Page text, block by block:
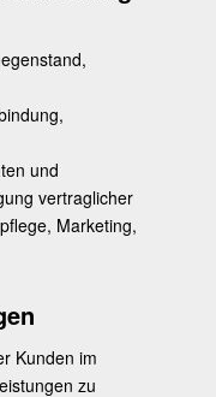
und
vertraglicher
Marketing,
Kunden im
zu